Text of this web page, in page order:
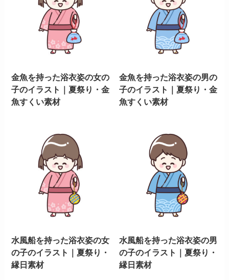
金魚を持った浴衣姿の女の
子のイラスト｜夏祭り・金
魚すくい素材
金魚を持った浴衣姿の男の
子のイラスト｜夏祭り・金
魚すくい素材
水風船を持った浴衣姿の女
の子のイラスト｜夏祭り・
縁日素材
水風船を持った浴衣姿の男
の子のイラスト｜夏祭り・
縁日素材